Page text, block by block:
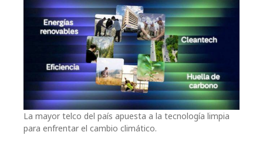
La mayor telco del país apuesta a la tecnología limpia
para enfrentar el cambio climático.